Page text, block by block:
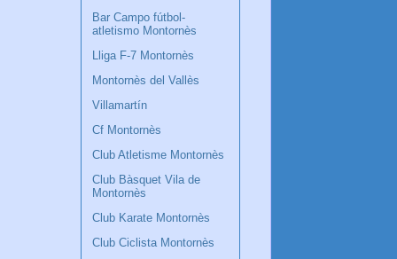
Bar Campo fútbol-
atletismo Montornès
Lliga F-7 Montornès
Montornès del Vallès
Villamartín
Cf Montornès
Club Atletisme Montornès
Club Bàsquet Vila de
Montornès
Club Karate Montornès
Club Ciclista Montornès